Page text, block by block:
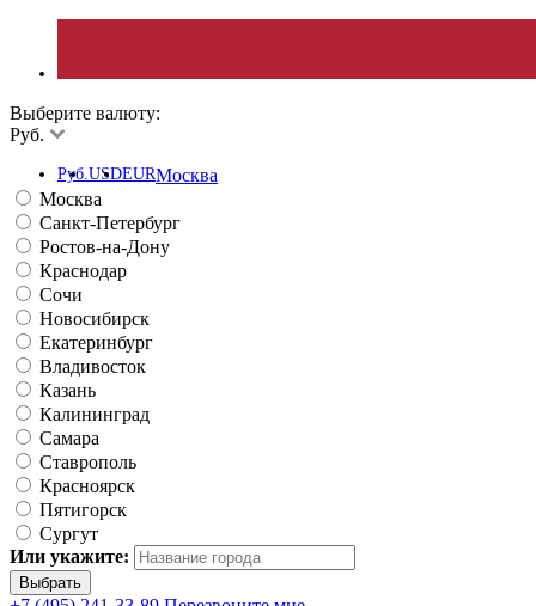
Выберите валюту:
Руб.
Руб.USDEURМосква
Москва
Санкт-Петербург
Ростов-на-Дону
Краснодар
Сочи
Новосибирск
Екатеринбург
Владивосток
Казань
Калининград
Самара
Ставрополь
Красноярск
Пятигорск
Сургут
Или укажите: